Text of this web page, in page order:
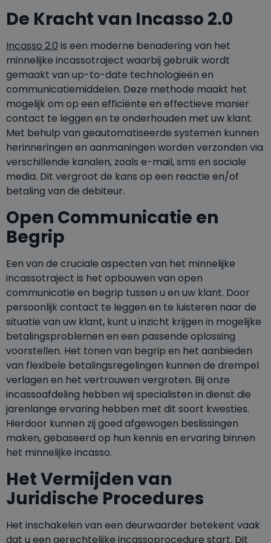
De Kracht van Incasso 2.0
Incasso 2.0 is een moderne benadering van het
minnelijke incassotraject waarbij gebruik wordt
gemaakt van up-to-date technologieën en
communicatiemiddelen. Deze methode maakt het
mogelijk om op een efficiënte en effectieve manier
contact te leggen en te onderhouden met uw klant.
Met behulp van geautomatiseerde systemen kunnen
herinneringen en aanmaningen worden verzonden via
verschillende kanalen, zoals e-mail, sms en sociale
media. Dit vergroot de kans op een reactie en/of
betaling van de debiteur.
Open Communicatie en
Begrip
Een van de cruciale aspecten van het minnelijke
incassotraject is het opbouwen van open
communicatie en begrip tussen u en uw klant. Door
persoonlijk contact te leggen en te luisteren naar de
situatie van uw klant, kunt u inzicht krijgen in mogelijke
betalingsproblemen en een passende oplossing
voorstellen. Het tonen van begrip en het aanbieden
van flexibele betalingsregelingen kunnen de drempel
verlagen en het vertrouwen vergroten. Bij onze
incassoafdeling hebben wij specialisten in dienst die
jarenlange ervaring hebben met dit soort kwesties.
Hierdoor kunnen zij goed afgewogen beslissingen
maken, gebaseerd op hun kennis en ervaring binnen
het minnelijke incasso.
Het Vermijden van
Juridische Procedures
Het inschakelen van een deurwaarder betekent vaak
dat u een gerechtelijke incassoprocedure start. Dit